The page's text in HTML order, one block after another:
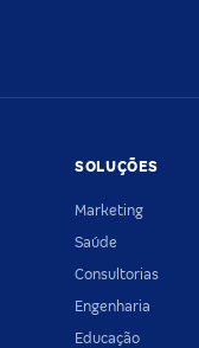
SOLUÇÕES
Marketing
Saúde
Consultorias
Engenharia
Educação